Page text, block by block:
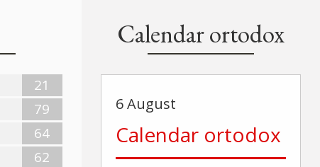
21
79
64
62
Calendar ortodox
6 August
Calendar ortodox